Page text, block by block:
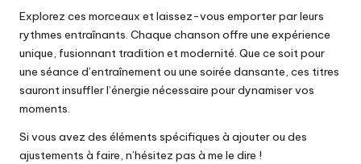
Explorez ces morceaux et laissez-vous emporter par leurs
rythmes entraînants. Chaque chanson offre une expérience
unique, fusionnant tradition et modernité. Que ce soit pour
une séance d’entraînement ou une soirée dansante, ces titres
sauront insuffler l’énergie nécessaire pour dynamiser vos
moments.
Si vous avez des éléments spécifiques à ajouter ou des
ajustements à faire, n’hésitez pas à me le dire !